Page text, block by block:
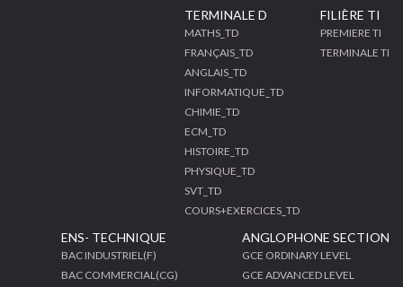
TERMINALE D
MATHS_TD
FRANÇAIS_TD
ANGLAIS_TD
INFORMATIQUE_TD
CHIMIE_TD
ECM_TD
HISTOIRE_TD
PHYSIQUE_TD
SVT_TD
COURS+EXERCICES_TD
FILIÈRE TI
PREMIERE TI
TERMINALE TI
ENS- TECHNIQUE
BAC INDUSTRIEL(F)
BAC COMMERCIAL(CG)
ANGLOPHONE SECTION
GCE ORDINARY LEVEL
GCE ADVANCED LEVEL